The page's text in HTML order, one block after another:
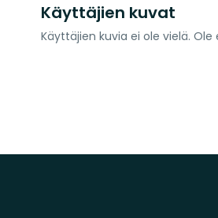
Käyttäjien kuvat
Käyttäjien kuvia ei ole vielä.